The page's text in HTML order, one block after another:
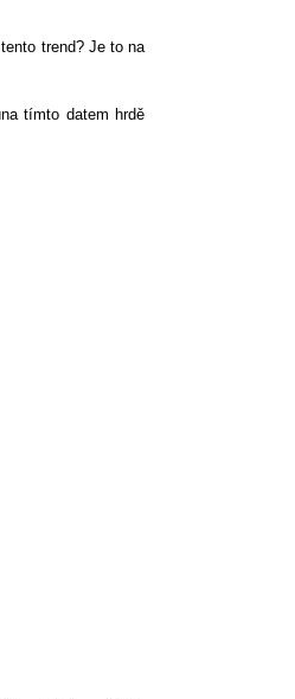
trend? Je to na
tímto datem hrdě